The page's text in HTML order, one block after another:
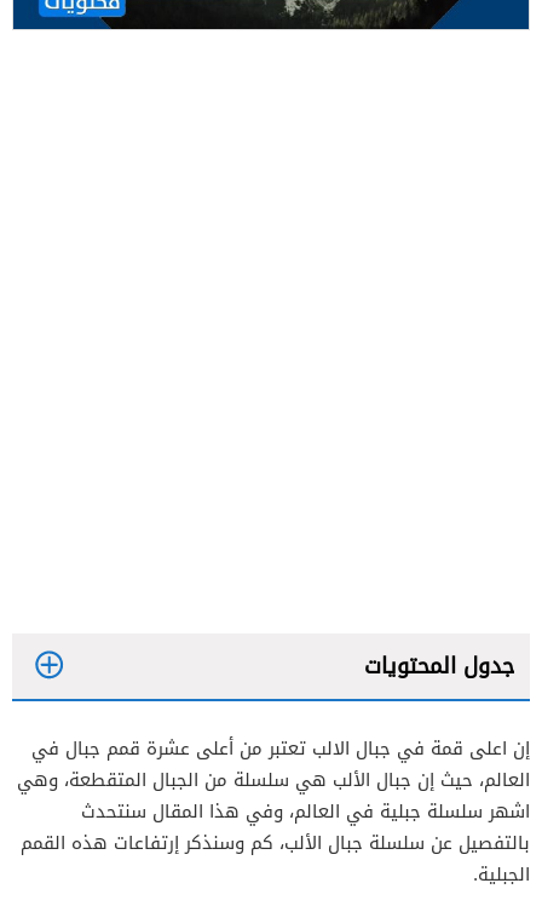
جدول المحتويات
قمة مونت بلانك
قمة غروسغلوكنر
إن اعلى قمة في جبال الالب تعتبر من أعلى عشرة قمم جبال في
العالم، حيث إن جبال الألب هي سلسلة من الجبال المتقطعة، وهي
اشهر سلسلة جبلية في العالم، وفي هذا المقال سنتحدث
بالتفصيل عن سلسلة جبال الألب، كم وسنذكر إرتفاعات هذه القمم
الجبلية.